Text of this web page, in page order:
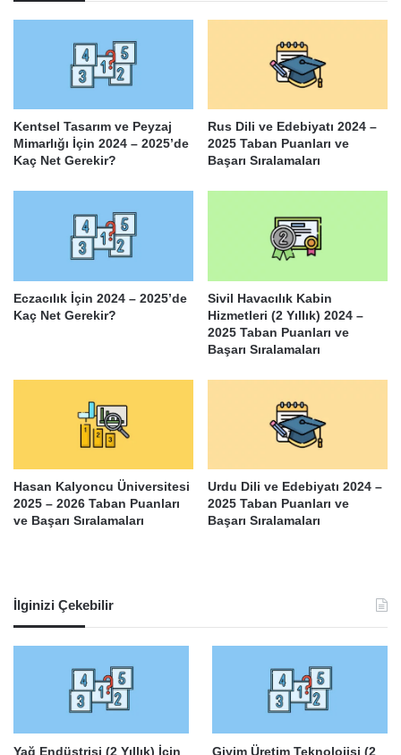
Kentsel Tasarım ve Peyzaj
Mimarlığı İçin 2024 – 2025’de
Kaç Net Gerekir?
Rus Dili ve Edebiyatı 2024 –
2025 Taban Puanları ve
Başarı Sıralamaları
Eczacılık İçin 2024 – 2025’de
Kaç Net Gerekir?
Sivil Havacılık Kabin
Hizmetleri (2 Yıllık) 2024 –
2025 Taban Puanları ve
Başarı Sıralamaları
Hasan Kalyoncu Üniversitesi
2025 – 2026 Taban Puanları
ve Başarı Sıralamaları
Urdu Dili ve Edebiyatı 2024 –
2025 Taban Puanları ve
Başarı Sıralamaları
İlginizi Çekebilir
Yağ Endüstrisi (2 Yıllık) İçin Giyim Üretim Teknolojisi (2